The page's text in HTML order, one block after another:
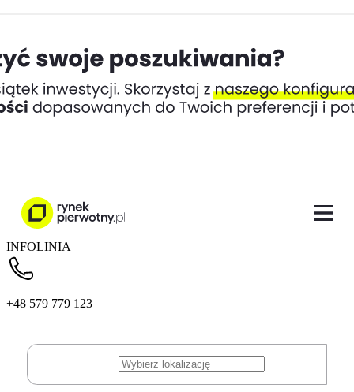
INFOLINIA
+48 579 779 123